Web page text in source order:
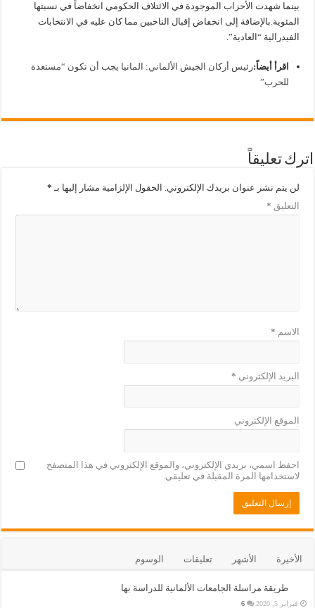
بينما شهدت الأحزاب الموجودة في الائتلاف الحكومي انخفاضاً في نسبتها
المئوية.بالإضافة إلى انخفاض إقبال الناخبين مما كان عليه في الانتخابات
الفيدرالية “العادية”.
اقرأ أيضاً:رئيس أركان الجيش الألماني: المانيا يجب أن تكون “مستعدة
للحرب”
اترك تعليقاً
لن يتم نشر عنوان بريدك الإلكتروني. الحقول الإلزامية مشار إليها بـ *
التعليق *
الاسم *
البريد الإلكتروني *
الموقع الإلكتروني
احفظ اسمي، بريدي الإلكتروني، والموقع الإلكتروني في هذا المتصفح
لاستخدامها المرة المقبلة في تعليقي.
الأخيرة الأشهر تعليقات الوسوم
طريقة مراسلة الجامعات الألمانية للدراسة بها
فبراير 5, 2020 6